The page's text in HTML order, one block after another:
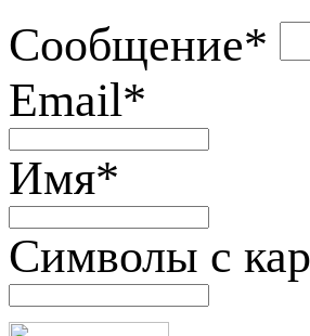
Сообщение*
Email*
Имя*
Символы с